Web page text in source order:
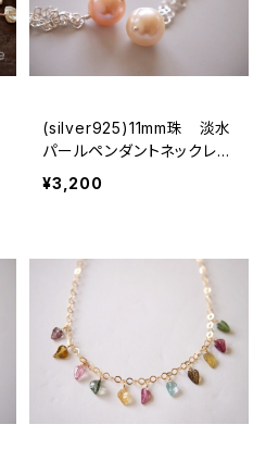
(silver925)11mm珠 淡水
パールペンダントネックレ
ス ホワイト（40ｃｍ）[nc3
36]
¥3,200